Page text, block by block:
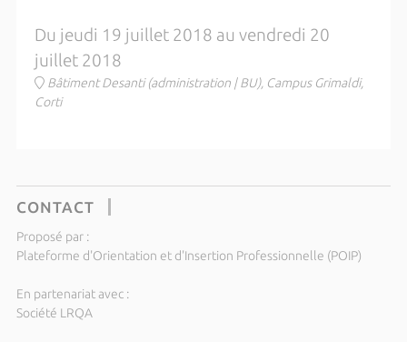
Du jeudi 19 juillet 2018 au vendredi 20
juillet 2018
Bâtiment Desanti (administration | BU), Campus Grimaldi,
Corti
CONTACT
Proposé par :
Plateforme d'Orientation et d'Insertion Professionnelle (POIP)
En partenariat avec :
Société LRQA